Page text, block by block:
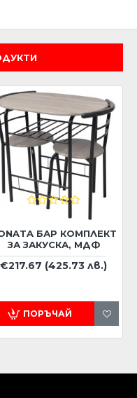
БАР КОМПЛЕКТ
ЗА ЗАКУСКА, МДФ
€217.67 (425.73 лв.)
ПОРЪЧАЙ